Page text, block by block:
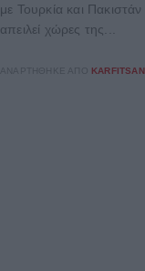
με Τουρκία και
απειλεί χώρες της...